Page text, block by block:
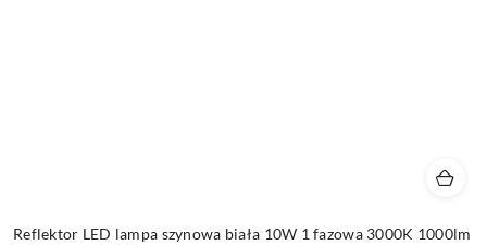
Reflektor LED lampa szynowa biała 10W 1 fazowa 3000K 1000lm